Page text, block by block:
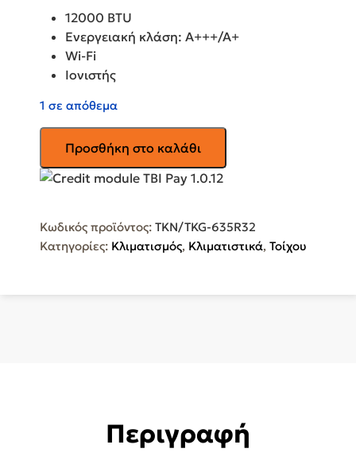
12000 BTU
Ενεργειακή κλάση: A+++/A+
Wi-Fi
Ιονιστής
1 σε απόθεμα
TOYOTOMI
Kuro
635R32
12000
Προσθήκη στο καλάθι
Κωδικός προϊόντος: TKN/TKG-635R32
Κατηγορίες: Κλιματισμός, Κλιματιστικά, Τοίχου
Περιγραφή